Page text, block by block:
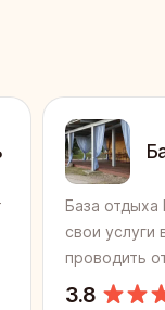
База
свои услуги
проводить
и радостно,
3.8